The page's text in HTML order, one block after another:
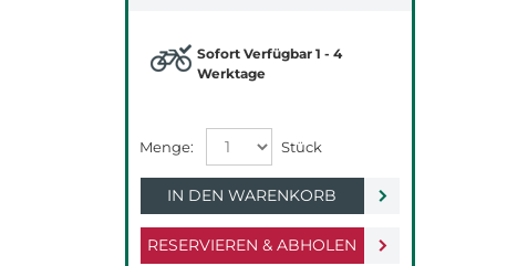
RESERVIEREN & ABHOLEN
Sofort Verfügbar 1 - 4
Werktage
IN DEN WARENKORB